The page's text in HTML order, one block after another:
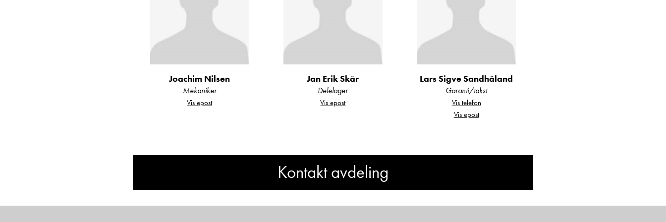
Velkommen til Kroken Haugaland for å finne drømmebobilen din!
Joachim Nilsen
Mekaniker
Vis epost
Jan Erik Skår
Delelager
Vis epost
Lars Sigve Sandhåland
Garanti/takst
Vis telefon
Vis epost
Kontakt avdeling